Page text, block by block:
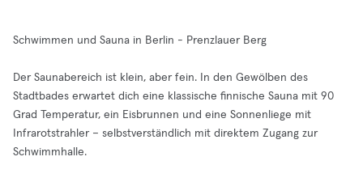
Schwimmen und Sauna in Berlin - Prenzlauer Berg
Der Saunabereich ist klein, aber fein. In den Gewölben des
Stadtbades erwartet dich eine klassische finnische Sauna mit 90
Grad Temperatur, ein Eisbrunnen und eine Sonnenliege mit
Infrarotstrahler – selbstverständlich mit direktem Zugang zur
Schwimmhalle.